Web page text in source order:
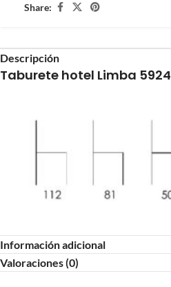
Share:
Descripción
Taburete hotel Limba 5924
Información adicional
Valoraciones (0)